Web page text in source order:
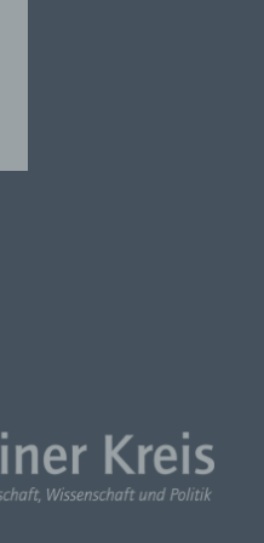
Verarbeitung
besteht, dass diese
werden, um
sich auf eine natürliche
Daten
nicht mehr
zugeordnet werden
Informationen getrennt
und organisatorischen
dass die
einer identifizierten oder